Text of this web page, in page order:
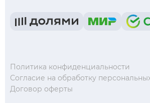
Политика конфиденциальности
Согласие на обработку
Договор оферты